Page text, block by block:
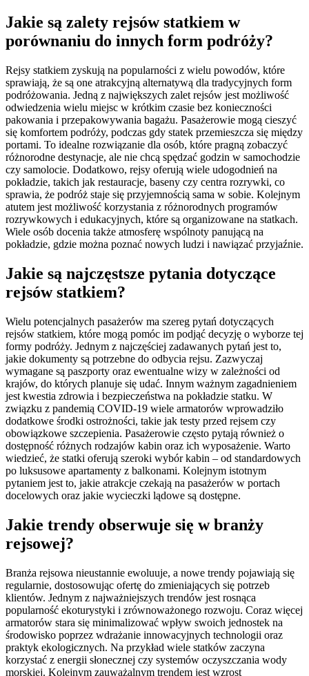
Jakie są zalety rejsów statkiem w
porównaniu do innych form podróży?
Rejsy statkiem zyskują na popularności z wielu powodów, które
sprawiają, że są one atrakcyjną alternatywą dla tradycyjnych form
podróżowania. Jedną z największych zalet rejsów jest możliwość
odwiedzenia wielu miejsc w krótkim czasie bez konieczności
pakowania i przepakowywania bagażu. Pasażerowie mogą cieszyć
się komfortem podróży, podczas gdy statek przemieszcza się między
portami. To idealne rozwiązanie dla osób, które pragną zobaczyć
różnorodne destynacje, ale nie chcą spędzać godzin w samochodzie
czy samolocie. Dodatkowo, rejsy oferują wiele udogodnień na
pokładzie, takich jak restauracje, baseny czy centra rozrywki, co
sprawia, że podróż staje się przyjemnością sama w sobie. Kolejnym
atutem jest możliwość korzystania z różnorodnych programów
rozrywkowych i edukacyjnych, które są organizowane na statkach.
Wiele osób docenia także atmosferę wspólnoty panującą na
pokładzie, gdzie można poznać nowych ludzi i nawiązać przyjaźnie.
Jakie są najczęstsze pytania dotyczące
rejsów statkiem?
Wielu potencjalnych pasażerów ma szereg pytań dotyczących
rejsów statkiem, które mogą pomóc im podjąć decyzję o wyborze tej
formy podróży. Jednym z najczęściej zadawanych pytań jest to,
jakie dokumenty są potrzebne do odbycia rejsu. Zazwyczaj
wymagane są paszporty oraz ewentualne wizy w zależności od
krajów, do których planuje się udać. Innym ważnym zagadnieniem
jest kwestia zdrowia i bezpieczeństwa na pokładzie statku. W
związku z pandemią COVID-19 wiele armatorów wprowadziło
dodatkowe środki ostrożności, takie jak testy przed rejsem czy
obowiązkowe szczepienia. Pasażerowie często pytają również o
dostępność różnych rodzajów kabin oraz ich wyposażenie. Warto
wiedzieć, że statki oferują szeroki wybór kabin – od standardowych
po luksusowe apartamenty z balkonami. Kolejnym istotnym
pytaniem jest to, jakie atrakcje czekają na pasażerów w portach
docelowych oraz jakie wycieczki lądowe są dostępne.
Jakie trendy obserwuje się w branży
rejsowej?
Branża rejsowa nieustannie ewoluuje, a nowe trendy pojawiają się
regularnie, dostosowując ofertę do zmieniających się potrzeb
klientów. Jednym z najważniejszych trendów jest rosnąca
popularność ekoturystyki i zrównoważonego rozwoju. Coraz więcej
armatorów stara się minimalizować wpływ swoich jednostek na
środowisko poprzez wdrażanie innowacyjnych technologii oraz
praktyk ekologicznych. Na przykład wiele statków zaczyna
korzystać z energii słonecznej czy systemów oczyszczania wody
morskiej. Kolejnym zauważalnym trendem jest wzrost